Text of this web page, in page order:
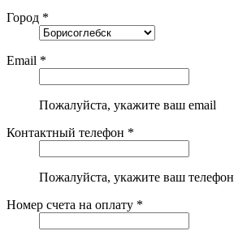
Город *
Email *
Пожалуйста, укажите ваш email
Контактный телефон *
Пожалуйста, укажите ваш телефон
Номер счета на оплату *